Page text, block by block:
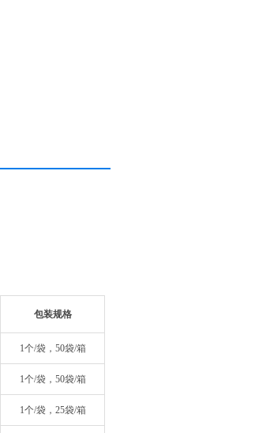
包装规格
1个/袋，50袋/箱
1个/袋，50袋/箱
1个/袋，25袋/箱